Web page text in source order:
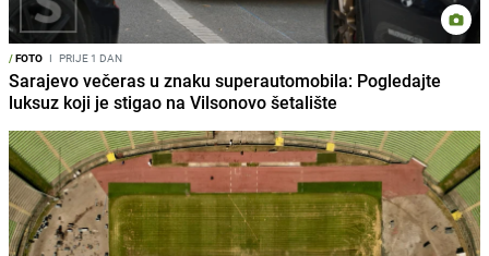
/FOTO I PRIJE 1 DAN
Sarajevo večeras u znaku superautomobila: Pogledajte
luksuz koji je stigao na Vilsonovo šetalište